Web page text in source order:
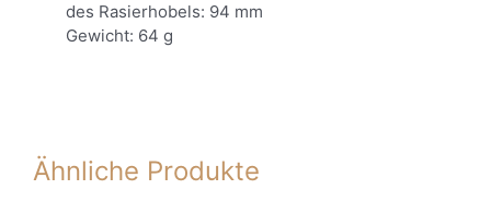
des Rasierhobels: 94 mm
Gewicht: 64 g
Ähnliche Produkte